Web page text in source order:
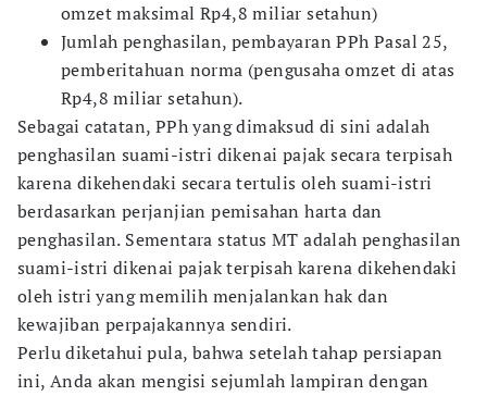
omzet maksimal Rp4,8 miliar setahun)
Jumlah penghasilan, pembayaran PPh Pasal 25,
pemberitahuan norma (pengusaha omzet di atas
Rp4,8 miliar setahun).
Sebagai catatan, PPh yang dimaksud di sini adalah
penghasilan suami-istri dikenai pajak secara terpisah
karena dikehendaki secara tertulis oleh suami-istri
berdasarkan perjanjian pemisahan harta dan
penghasilan. Sementara status MT adalah penghasilan
suami-istri dikenai pajak terpisah karena dikehendaki
oleh istri yang memilih menjalankan hak dan
kewajiban perpajakannya sendiri.
Perlu diketahui pula, bahwa setelah tahap persiapan
ini, Anda akan mengisi sejumlah lampiran dengan